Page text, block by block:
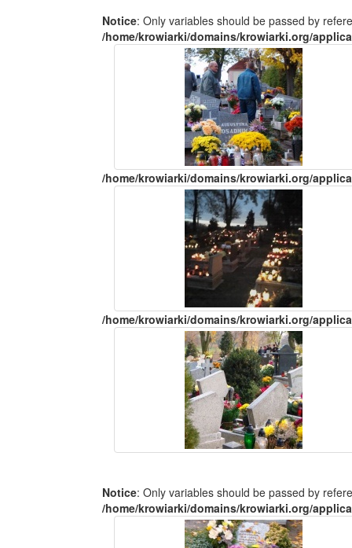
Notice: Only variables should be passed by
/home/krowiarki/domains/krowiarki.org/
/home/krowiarki/domains/krowiarki.org/
/home/krowiarki/domains/krowiarki.org/
Notice: Only variables should be passed by
/home/krowiarki/domains/krowiarki.org/